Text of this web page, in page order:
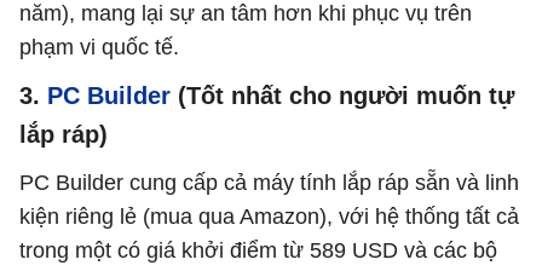
năm), mang lại sự an tâm hơn khi phục vụ trên
phạm vi quốc tế.
3. PC Builder (Tốt nhất cho người muốn tự
lắp ráp)
PC Builder cung cấp cả máy tính lắp ráp sẵn và linh
kiện riêng lẻ (mua qua Amazon), với hệ thống tất cả
trong một có giá khởi điểm từ 589 USD và các bộ